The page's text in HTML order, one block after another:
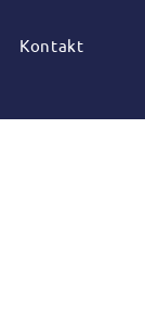
Kontakt